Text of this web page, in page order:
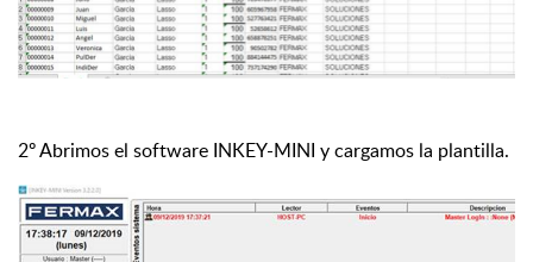
2º Abrimos el software INKEY-MINI y cargamos la plantilla.